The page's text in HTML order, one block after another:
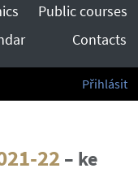
Public courses
Contacts
Přihlásit
22 – ke